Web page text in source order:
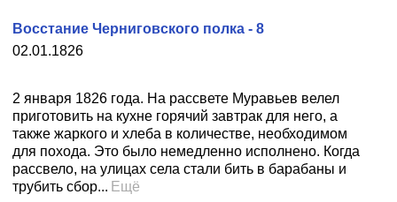
02.01.1826
Восстание Черниговского полка - 8
2 января 1826 года. На рассвете Муравьев велел
приготовить на кухне горячий завтрак для него, а
также жаркого и хлеба в количестве, необходимом
для похода. Это было немедленно исполнено. Когда
рассвело, на улицах села стали бить в барабаны и
трубить сбор... Ещё